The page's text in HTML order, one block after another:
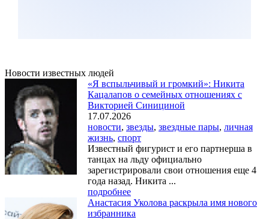
Новости известных людей
«Я вспыльчивый и громкий»: Никита
Кацалапов о семейных отношениях с
Викторией Синициной
17.07.2026
новости, звезды, звездные пары, личная
жизнь, спорт
Известный фигурист и его партнерша в
танцах на льду официально
зарегистрировали свои отношения еще 4
года назад. Никита ...
подробнее
Анастасия Уколова раскрыла имя нового
избранника